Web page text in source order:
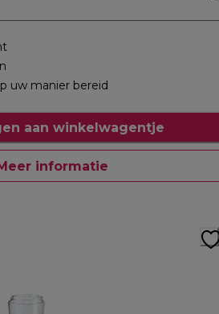
uw manier bereid
aan winkelwagentje
informatie